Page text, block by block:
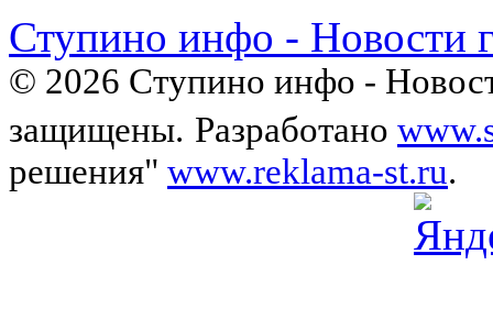
Ступино инфо - Новости
© 2026 Ступино инфо -
защищены. Разработано
решения" www.reklama-st.ru.